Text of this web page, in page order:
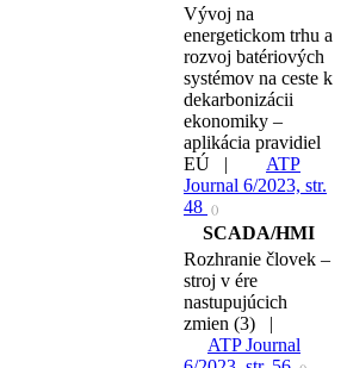
Vývoj na
energetickom trhu a
rozvoj batériových
systémov na ceste k
dekarbonizácii
ekonomiky –
aplikácia pravidiel
EÚ |
ATP
Journal 6/2023, str.
48
()
SCADA/HMI
Rozhranie človek –
stroj v ére
nastupujúcich
zmien (3) |
ATP Journal